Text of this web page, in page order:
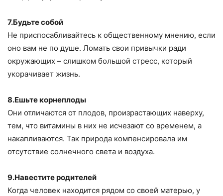
7.Будьте собой
Не приспосабливайтесь к общественному мнению, если
оно вам не по душе. Ломать свои привычки ради
окружающих – слишком большой стресс, который
укорачивает жизнь.
8.Ешьте корнеплоды
Они отличаются от плодов, произрастающих наверху,
тем, что витамины в них не исчезают со временем, а
накапливаются. Так природа компенсировала им
отсутствие солнечного света и воздуха.
9.Навестите родителей
Когда человек находится рядом со своей матерью, у